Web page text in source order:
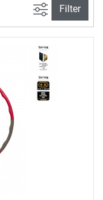
Ansicht
Filter